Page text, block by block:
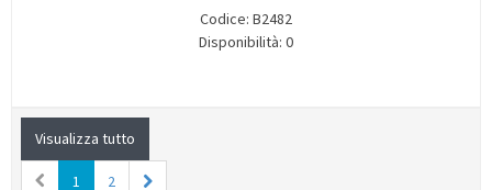
Codice: B2482
Disponibilità: 0
Visualizza tutto
1 2